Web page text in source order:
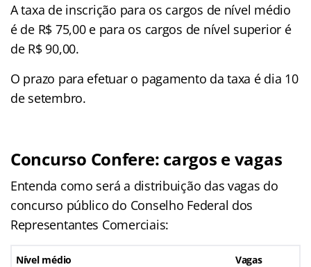
A taxa de inscrição para os cargos de nível médio
é de R$ 75,00 e para os cargos de nível superior é
de R$ 90,00.
O prazo para efetuar o pagamento da taxa é dia 10
de setembro.
Concurso Confere: cargos e vagas
Entenda como será a distribuição das vagas do
concurso público do Conselho Federal dos
Representantes Comerciais:
Nível médio Vagas